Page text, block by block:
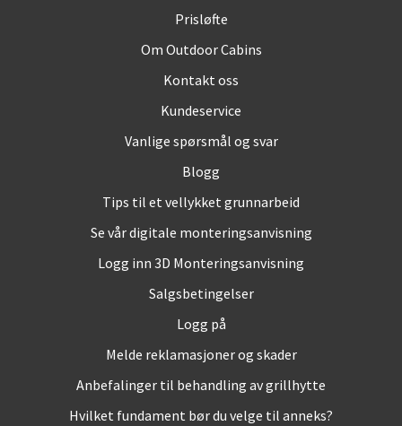
Prisløfte
Om Outdoor Cabins
Kontakt oss
Kundeservice
Vanlige spørsmål og svar
Blogg
Tips til et vellykket grunnarbeid
Se vår digitale monteringsanvisning
Logg inn 3D Monteringsanvisning
Salgsbetingelser
Logg på
Melde reklamasjoner og skader
Anbefalinger til behandling av grillhytte
Hvilket fundament bør du velge til anneks?